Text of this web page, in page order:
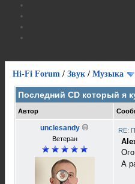
Hi-Fi Forum / Звук / Музыка
Последний CD который я
Автор
unclesandy
Ветеран
RE:
А